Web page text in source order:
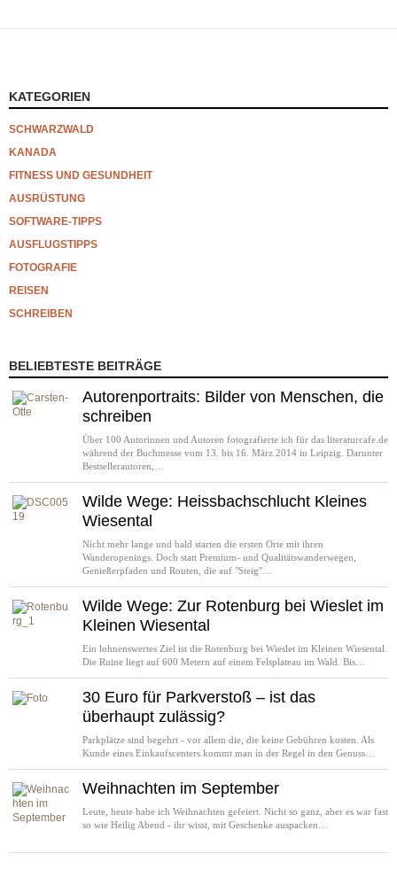
KATEGORIEN
SCHWARZWALD
KANADA
FITNESS UND GESUNDHEIT
AUSRÜSTUNG
SOFTWARE-TIPPS
AUSFLUGSTIPPS
FOTOGRAFIE
REISEN
SCHREIBEN
BELIEBTESTE BEITRÄGE
Autorenportraits: Bilder von Menschen, die
schreiben
Über 100 Autorinnen und Autoren fotografierte ich für das literaturcafe.de
während der Buchmesse vom 13. bis 16. März 2014 in Leipzig. Darunter
Bestsellerautoren,…
Wilde Wege: Heissbachschlucht Kleines
Wiesental
Nicht mehr lange und bald starten die ersten Orte mit ihren
Wanderopenings. Doch statt Premium- und Qualitätswanderwegen,
Genießerpfaden und Routen, die auf "Steig"…
Wilde Wege: Zur Rotenburg bei Wieslet im
Kleinen Wiesental
Ein lohnenswertes Ziel ist die Rotenburg bei Wieslet im Kleinen Wiesental.
Die Ruine liegt auf 600 Metern auf einem Felsplateau im Wald. Bis…
30 Euro für Parkverstoß – ist das
überhaupt zulässig?
Parkplätze sind begehrt - vor allem die, die keine Gebühren kosten. Als
Kunde eines Einkaufscenters kommt man in der Regel in den Genuss…
Weihnachten im September
Leute, heute habe ich Weihnachten gefeiert. Nicht so ganz, aber es war fast
so wie Heilig Abend - ihr wisst, mit Geschenke auspacken…